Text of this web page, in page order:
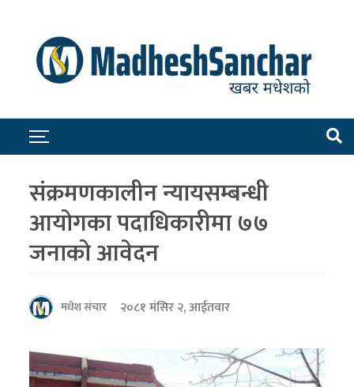
संक्रमणकालीन न्यायसम्बन्धी
आयोगका पदाधिकारीमा ७७
जनाको आवेदन
मधेश संचार २०८१ मंसिर २, आईतवार